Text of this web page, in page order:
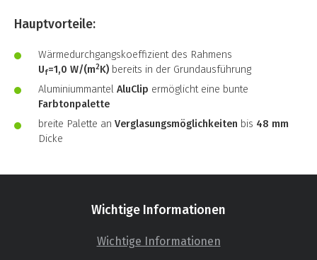
Hauptvorteile:
Wärmedurchgangskoeffizient des Rahmens
Uf=1,0 W/(m2K) bereits in der Grundausführung
Aluminiummantel AluClip ermöglicht eine bunte
Farbtonpalette
breite Palette an Verglasungsmöglichkeiten bis 48 mm
Dicke
Wichtige Informationen
Wichtige Informationen